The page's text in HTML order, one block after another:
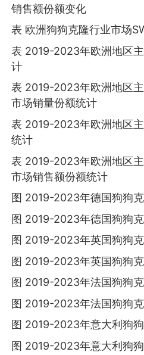
销售额份额变化
表 欧洲狗狗克隆行业市场
表 2019-2023年欧洲地区
计
表 2019-2023年欧洲地区
市场销量份额统计
表 2019-2023年欧洲地区
统计
表 2019-2023年欧洲地区
市场销售额份额统计
图 2019-2023年德国狗狗
图 2019-2023年德国狗狗
图 2019-2023年英国狗狗
图 2019-2023年英国狗狗
图 2019-2023年法国狗狗
图 2019-2023年法国狗狗
图 2019-2023年意大利狗
图 2019-2023年意大利狗